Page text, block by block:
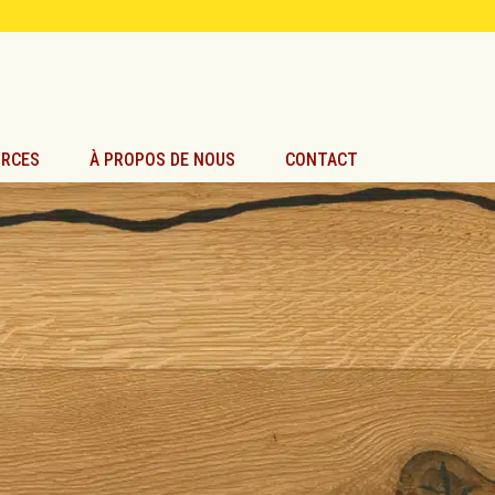
À PROPOS DE NOUS CONTACT